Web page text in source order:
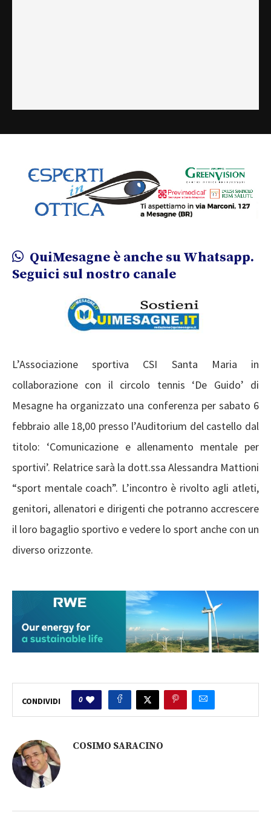
QuiMesagne è anche su Whatsapp.
Seguici sul nostro canale
L’Associazione sportiva CSI Santa Maria in
collaborazione con il circolo tennis ‘De Guido’ di
Mesagne ha organizzato una conferenza per sabato 6
febbraio alle 18,00 presso l’Auditorium del castello dal
titolo: ‘Comunicazione e allenamento mentale per
sportivi’. Relatrice sarà la dott.ssa Alessandra Mattioni
“sport mentale coach”. L’incontro è rivolto agli atleti,
genitori, allenatori e dirigenti che potranno accrescere
il loro bagaglio sportivo e vedere lo sport anche con un
diverso orizzonte.
CONDIVIDI 0
COSIMO SARACINO